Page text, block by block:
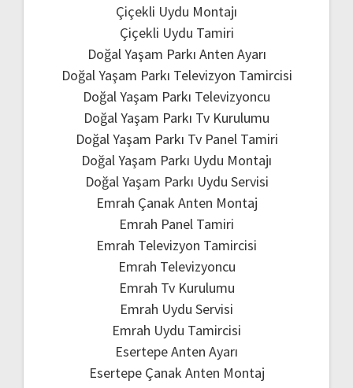
Çiçekli Uydu Montajı
Çiçekli Uydu Tamiri
Doğal Yaşam Parkı Anten Ayarı
Doğal Yaşam Parkı Televizyon Tamircisi
Doğal Yaşam Parkı Televizyoncu
Doğal Yaşam Parkı Tv Kurulumu
Doğal Yaşam Parkı Tv Panel Tamiri
Doğal Yaşam Parkı Uydu Montajı
Doğal Yaşam Parkı Uydu Servisi
Emrah Çanak Anten Montaj
Emrah Panel Tamiri
Emrah Televizyon Tamircisi
Emrah Televizyoncu
Emrah Tv Kurulumu
Emrah Uydu Servisi
Emrah Uydu Tamircisi
Esertepe Anten Ayarı
Esertepe Çanak Anten Montaj